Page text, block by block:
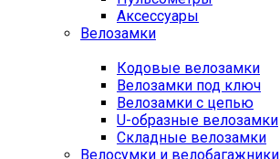
Аксессуары
Велозамки
Кодовые велозамки
Велозамки под ключ
Велозамки с цепью
U-образные велозамки
Складные велозамки
Велосумки и велобагажники